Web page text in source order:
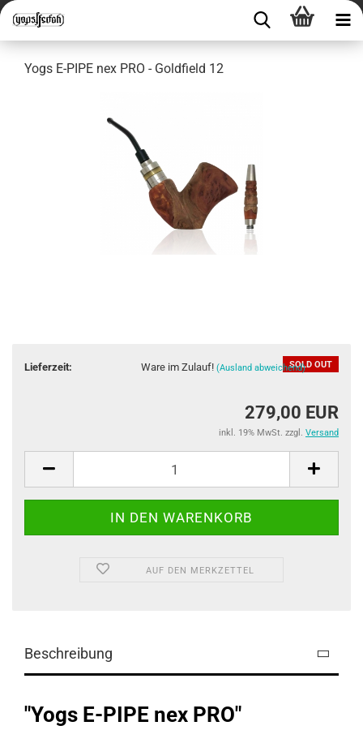
Yogs E-PIPE nex PRO - Goldfield 12
SOLD OUT
Lieferzeit: Ware im Zulauf!(Ausland abweichend)
279,00 EUR
inkl. 19% MwSt. zzgl. Versand
AUF DEN MERKZETTEL
Beschreibung
"Yogs E-PIPE nex PRO"